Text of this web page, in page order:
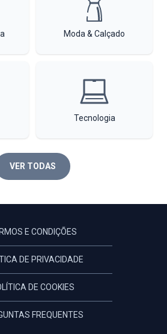
Moda & Calçado
Tecnologia
VER TODAS
E CONDIÇÕES
DE PRIVACIDADE
DE COOKIES
FREQUENTES